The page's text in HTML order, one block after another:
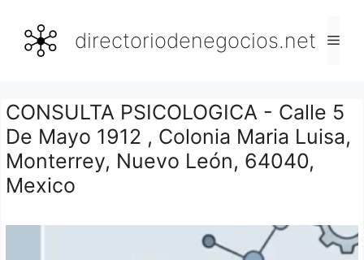
contenido
directoriodenegocios.net
CONSULTA PSICOLOGICA - Calle 5
De Mayo 1912 , Colonia Maria Luisa,
Monterrey, Nuevo León, 64040,
Mexico